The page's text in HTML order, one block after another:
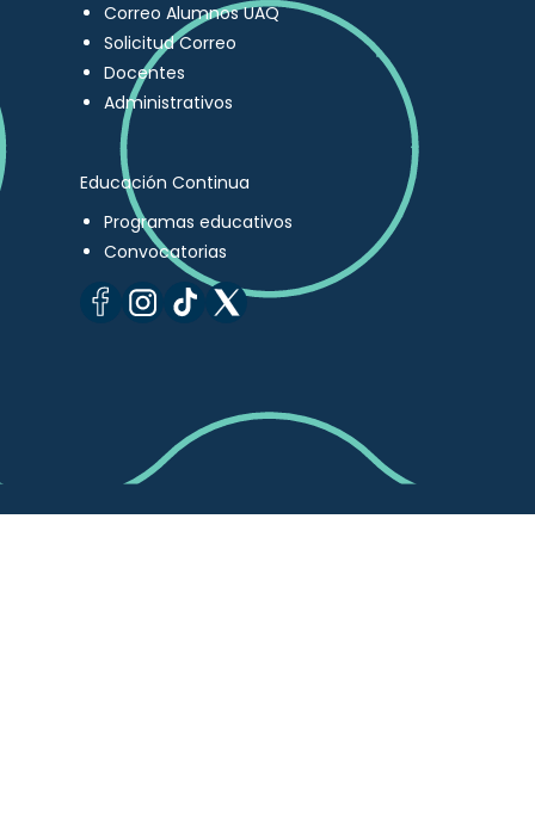
Correo Alumnos UAQ
Solicitud Correo
Docentes
Administrativos
Educación Continua
Programas educativos
Convocatorias